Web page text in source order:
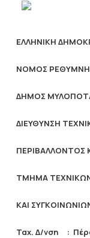
ΕΛΛΗΝΙΚΗ
ΝΟΜΟΣ
ΔΗΜΟΣ
ΔΙΕΥΘΥΝΣΗ
ΠΕΡΙΒΑΛΛΟΝΤΟΣ
ΤΜΗΜΑ
ΚΑΙ
Ταχ. Δ/νση :